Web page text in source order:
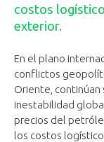
costos
exterior.
En el plano
conflictos
Oriente, continúan
inestabilidad
precios del
los costos